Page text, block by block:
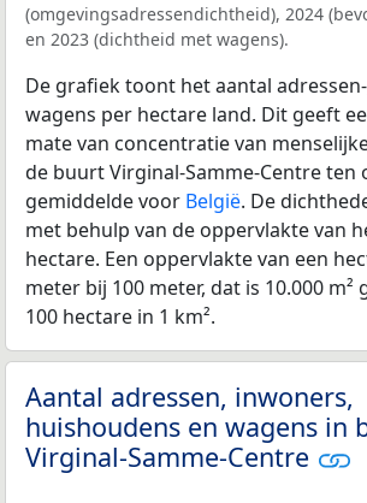
(omgevingsadressendichtheid), 2024
en 2023 (dichtheid met wagens).
De grafiek toont het aantal
wagens per hectare land. Dit geeft
mate van concentratie van
de buurt Virginal-Samme-Centre ten
gemiddelde voor België. De
met behulp van de oppervlakte van
hectare. Een oppervlakte van een
meter bij 100 meter, dat is 10.000 m²
100 hectare in 1 km².
Aantal adressen, inwoners,
huishoudens en wagens in
Virginal-Samme-Centre